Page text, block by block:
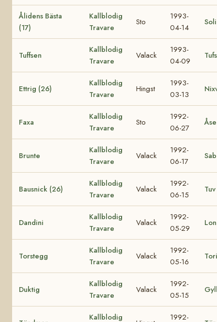
Ålidens Bästa
(17)
Kallblodig
Travare
Sto
1993-
04-14
Tuffsen
Kallblodig
Travare
Valack
1993-
04-09
Ettrig (26)
Kallblodig
Travare
Hingst
1993-
03-13
Faxa
Kallblodig
Travare
Sto
1992-
06-27
Brunte
Kallblodig
Travare
Valack
1992-
06-17
Bausnick (26)
Kallblodig
Travare
Valack
1992-
06-15
Dandini
Kallblodig
Travare
Valack
1992-
05-29
Torstegg
Kallblodig
Travare
Valack
1992-
05-16
Duktig
Kallblodig
Travare
Valack
1992-
05-15
Kallblodig
1992-